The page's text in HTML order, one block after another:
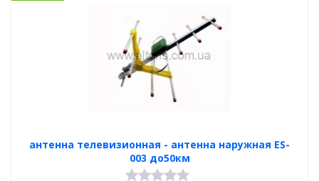
антенна телевизионная - антенна наружная ES-
003 до50км